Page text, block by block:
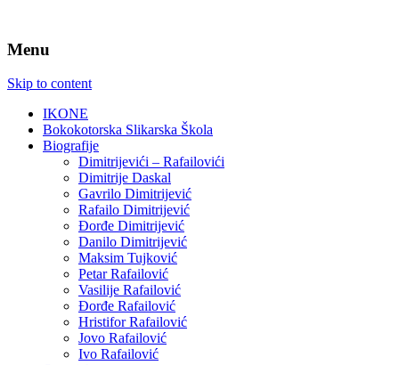
Menu
Skip to content
IKONE
Bokokotorska Slikarska Škola
Biografije
Dimitrijevići – Rafailovići
Dimitrije Daskal
Gavrilo Dimitrijević
Rafailo Dimitrijević
Đorđe Dimitrijević
Danilo Dimitrijević
Maksim Tujković
Petar Rafailović
Vasilije Rafailović
Đorđe Rafailović
Hristifor Rafailović
Jovo Rafailović
Ivo Rafailović